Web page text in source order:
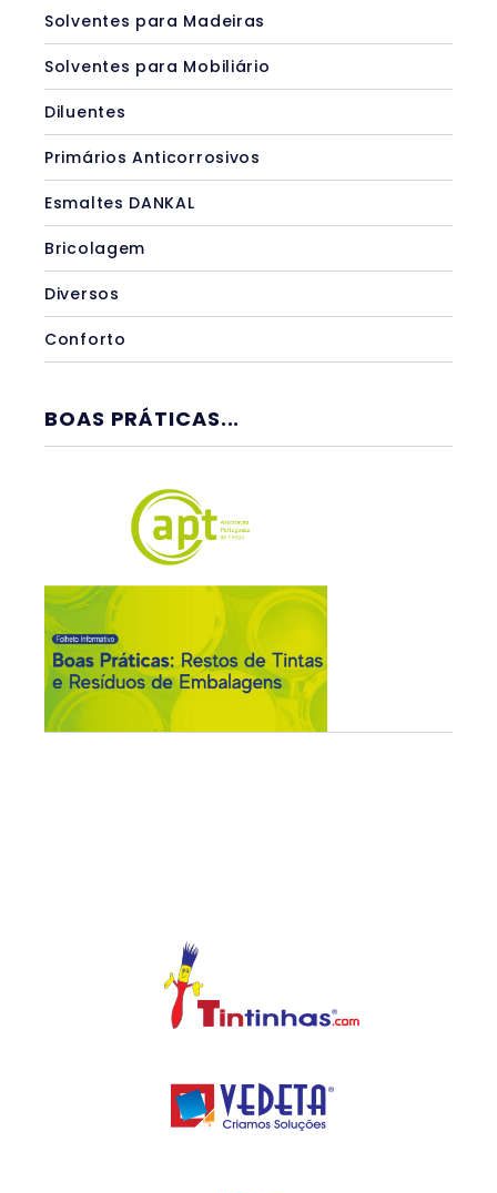
Solventes para Madeiras
Solventes para Mobiliário
Diluentes
Primários Anticorrosivos
Esmaltes DANKAL
Bricolagem
Diversos
Conforto
BOAS PRÁTICAS...